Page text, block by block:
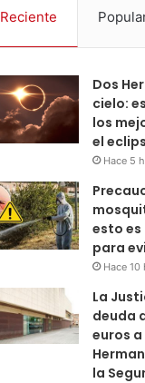
Reciente
Dos
cielo:
los
el
Hace 5
esto es
para
Hace 10
La
deuda
euros a
la